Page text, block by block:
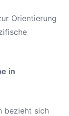
Orientierung
in
bezieht sich